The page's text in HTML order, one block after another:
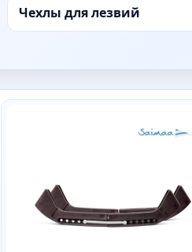
Чехлы для лезвий
SAIMAA